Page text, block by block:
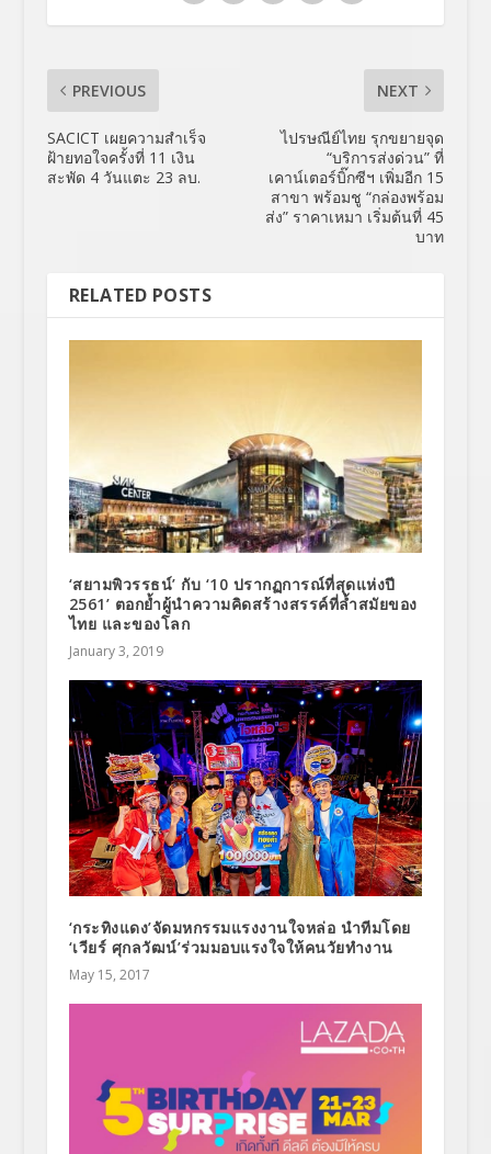
PREVIOUS
SACICT เผยความสำเร็จ
ฝ้ายทอใจครั้งที่ 11 เงิน
สะพัด 4 วันแตะ 23 ลบ.
NEXT
ไปรษณีย์ไทย รุกขยายจุด
“บริการส่งด่วน” ที่
เคาน์เตอร์บิ๊กซีฯ เพิ่มอีก 15
สาขา พร้อมชู “กล่องพร้อม
ส่ง” ราคาเหมา เริ่มต้นที่ 45
บาท
RELATED POSTS
‘สยามพิวรรธน์’ กับ ‘10 ปรากฏการณ์ที่สุดแห่งปี
2561’ ตอกย้ำผู้นำความคิดสร้างสรรค์ที่ล้ำสมัยของ
ไทย และของโลก
January 3, 2019
‘กระทิงแดง’จัดมหกรรมแรงงานใจหล่อ นำทีมโดย
‘เวียร์ ศุกลวัฒน์’ร่วมมอบแรงใจให้คนวัยทำงาน
May 15, 2017